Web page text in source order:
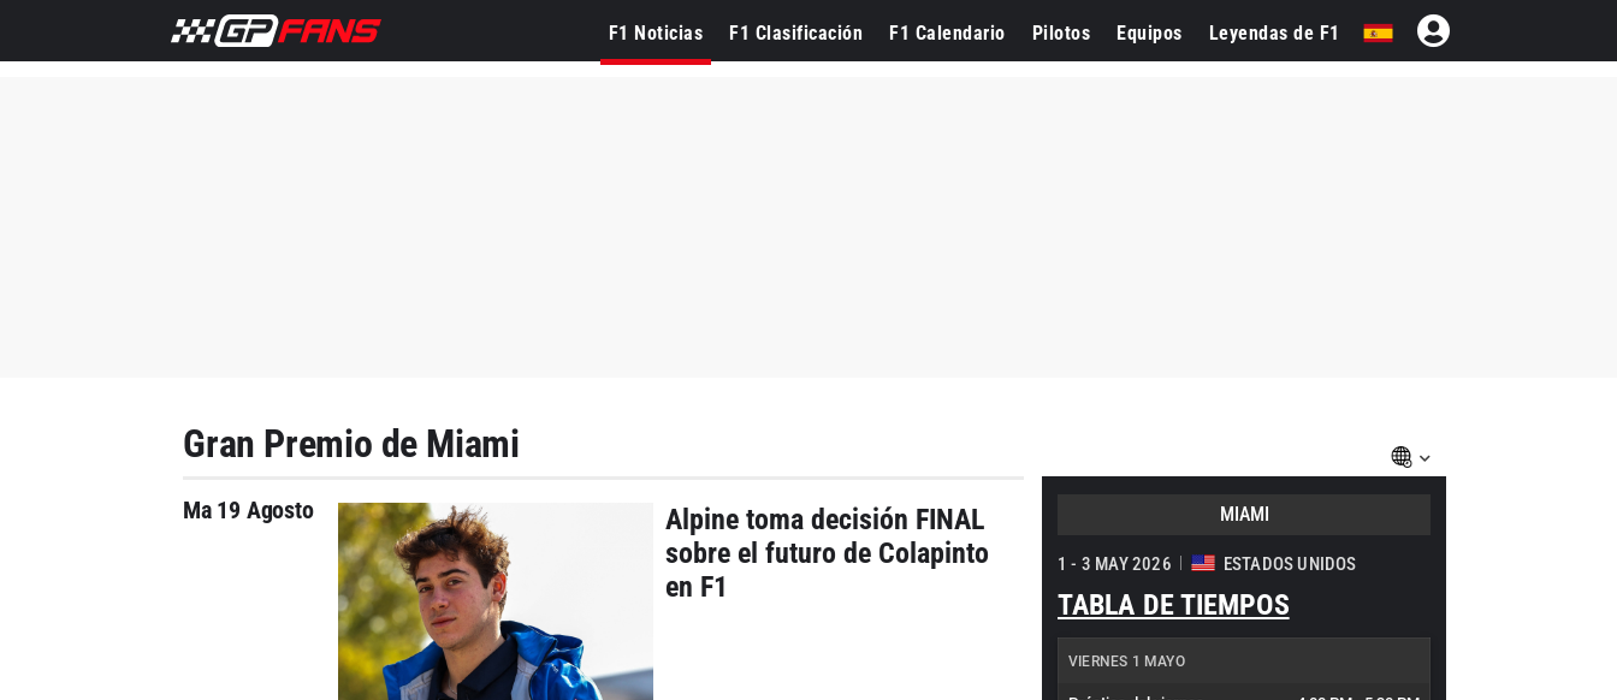
F1 Noticias F1 Clasificación F1 Calendario Pilotos Equipos Leyendas de F1
Gran Premio de Miami
Ma 19 Agosto
Alpine toma decisión FINAL
sobre el futuro de Colapinto
en F1
MIAMI
1 - 3 MAY 2026 ESTADOS UNIDOS
TABLA DE TIEMPOS
VIERNES 1 MAYO